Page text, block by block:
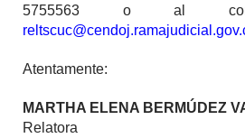
5755563 o al
Atentamente:
MARTHA ELENA BERMÚDEZ
Relatora